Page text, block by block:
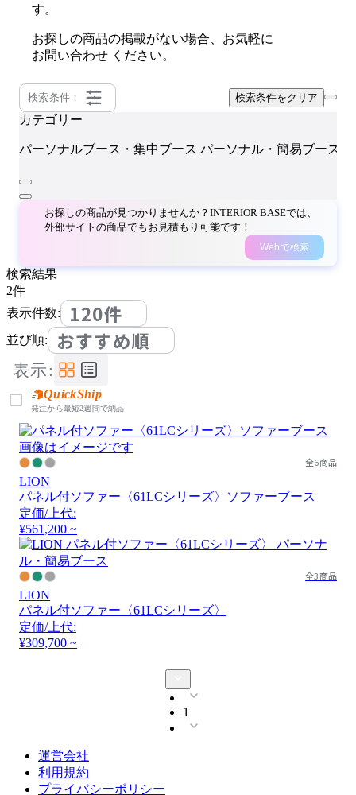
す。
お探しの商品の掲載がない場合、お気軽に
お問い合わせ ください。
検索条件： 検索条件をクリア
カテゴリー
パーソナルブース・集中ブース パーソナル・簡易ブース
お探しの商品が見つかりませんか？INTERIOR BASEでは、
外部サイトの商品でもお見積もり可能です！
Webで検索
検索結果
2件
表示件数:
120件
並び順: おすすめ順
表示:
QuickShip
発注から最短2週間で納品
画像はイメージです
全6商品
LION
パネル付ソファー〈61LCシリーズ〉ソファーブース
定価/上代:
¥561,200 ~
全3商品
LION
パネル付ソファー〈61LCシリーズ〉
定価/上代:
¥309,700 ~
1
運営会社
利用規約
プライバシーポリシー